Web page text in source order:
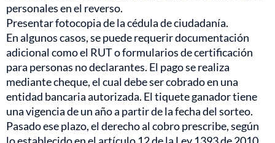
personales en el reverso.
Presentar fotocopia de la cédula de ciudadanía.
En algunos casos, se puede requerir documentación
adicional como el RUT o formularios de certificación
para personas no declarantes. El pago se realiza
mediante cheque, el cual debe ser cobrado en una
entidad bancaria autorizada. El tiquete ganador tiene
una vigencia de un año a partir de la fecha del sorteo.
Pasado ese plazo, el derecho al cobro prescribe, según